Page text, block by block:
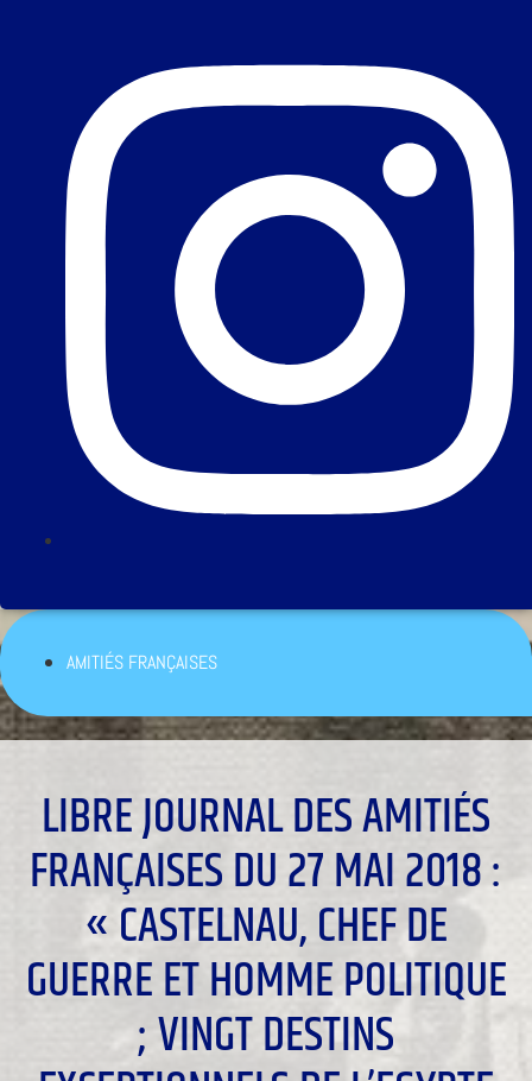
AMITIÉS FRANÇAISES
LIBRE JOURNAL DES AMITIÉS
FRANÇAISES DU 27 MAI 2018 :
« CASTELNAU, CHEF DE
GUERRE ET HOMME POLITIQUE
; VINGT DESTINS